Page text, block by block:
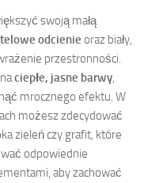
swoją małą
odcienie oraz biały,
przestronności.
ciepłe, jasne barwy
mrocznego efektu. W
możesz zdecydować
zieleń czy grafit, które
odpowiednie
aby zachować